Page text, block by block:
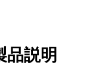
説明